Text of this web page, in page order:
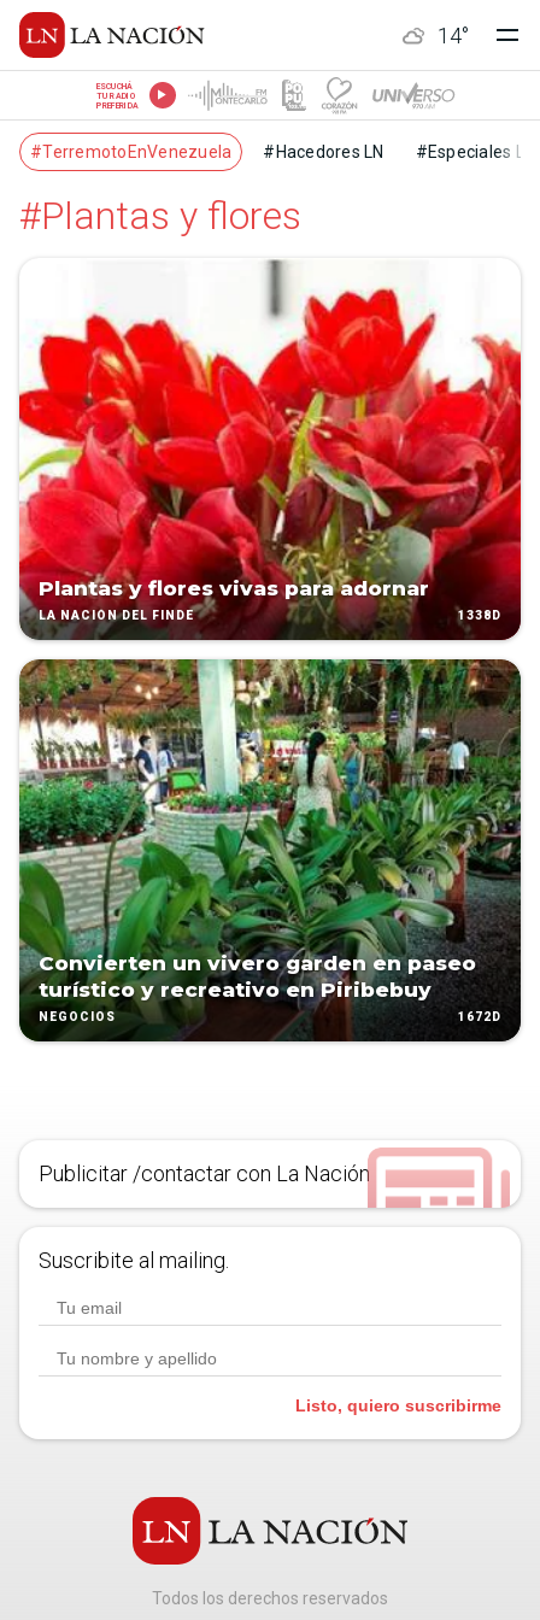
14°
ESCUCHÁ
TU RADIO
PREFERIDA
#TerremotoEnVenezuela #Hacedores LN #Especiales LN
#Plantas y flores
Plantas y flores vivas para adornar
LA NACIÓN DEL FINDE 1338D
Convierten un vivero garden en paseo
turístico y recreativo en Piribebuy
NEGOCIOS 1672D
Publicitar /contactar con La Nación
Suscribite al mailing.
Listo, quiero suscribirme
Todos los derechos reservados